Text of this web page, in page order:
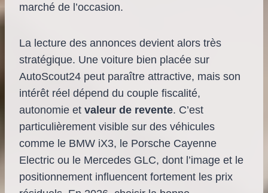
marché de l’occasion.
La lecture des annonces devient alors très
stratégique. Une voiture bien placée sur
AutoScout24 peut paraître attractive, mais son
intérêt réel dépend du couple fiscalité,
autonomie et valeur de revente. C’est
particulièrement visible sur des véhicules
comme le BMW iX3, le Porsche Cayenne
Electric ou le Mercedes GLC, dont l’image et le
positionnement influencent fortement les prix